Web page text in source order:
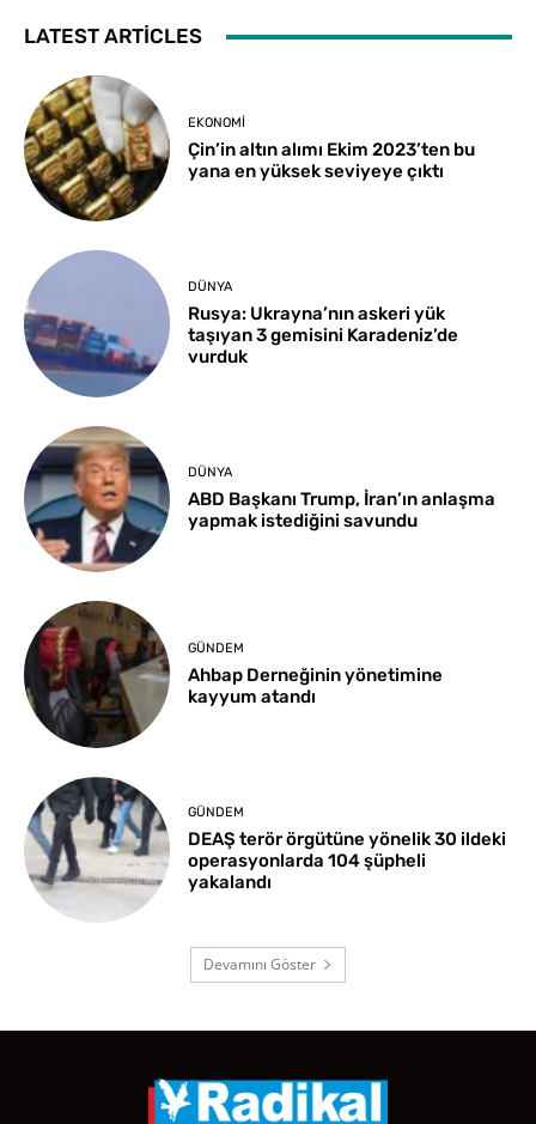
LATEST ARTICLES
EKONOMI
Çin’in altın alımı Ekim 2023’ten bu
yana en yüksek seviyeye çıktı
DÜNYA
Rusya: Ukrayna’nın askeri yük
taşıyan 3 gemisini Karadeniz’de
vurduk
DÜNYA
ABD Başkanı Trump, İran’ın anlaşma
yapmak istediğini savundu
GÜNDEM
Ahbap Derneğinin yönetimine
kayyum atandı
GÜNDEM
DEAŞ terör örgütüne yönelik 30 ildeki
operasyonlarda 104 şüpheli
yakalandı
Devamını Göster